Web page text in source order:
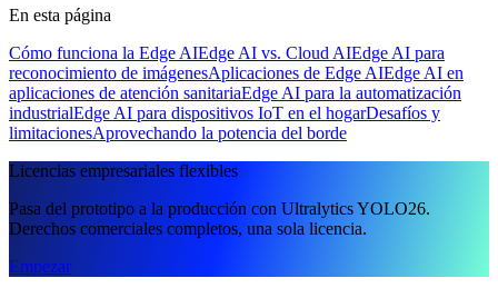
En esta página
Cómo funciona la Edge AIEdge AI vs. Cloud AIEdge AI para
reconocimiento de imágenesAplicaciones de Edge AIEdge AI en
aplicaciones de atención sanitariaEdge AI para la automatización
industrialEdge AI para dispositivos IoT en el hogarDesafíos y
limitacionesAprovechando la potencia del borde
Licencias empresariales flexibles
Pasa del prototipo a la producción con Ultralytics YOLO26.
Derechos comerciales completos, una sola licencia.
Empezar